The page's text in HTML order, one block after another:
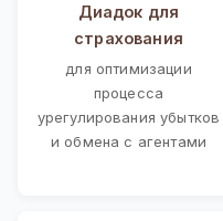
Диадок для
страхования
для оптимизации
процесса
урегулирования убытков
и обмена с агентами